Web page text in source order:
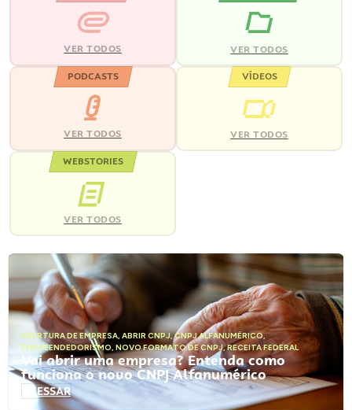
VER TODOS VER TODOS
PODCASTS
VER TODOS
VÍDEOS
VER TODOS
WEBSTORIES
VER TODOS
ABERTURA DE EMPRESA, ABRIR CNPJ,CNPJ ALFANUMÉRICO,
EMPREENDEDORISMO, NOVO FORMATO DE CNPJ,RECEITA FEDERAL
Vai abrir uma empresa? Entenda como
funciona o novo CNPJ Alfanumérico
ACESSAR